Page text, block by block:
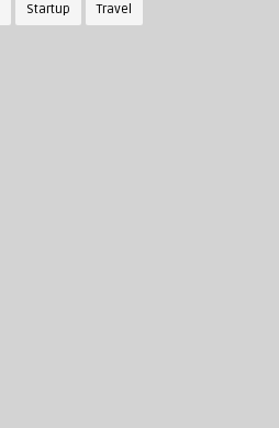
Startup Travel